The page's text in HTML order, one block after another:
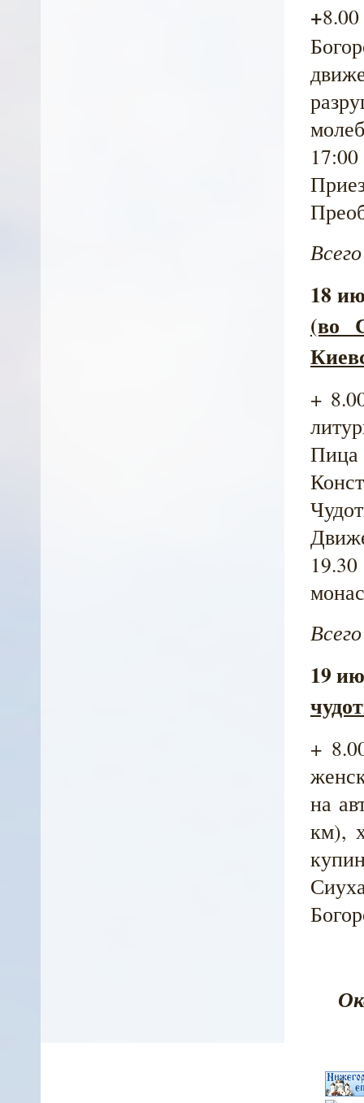
+
18
(во
+
19
+
на
км),